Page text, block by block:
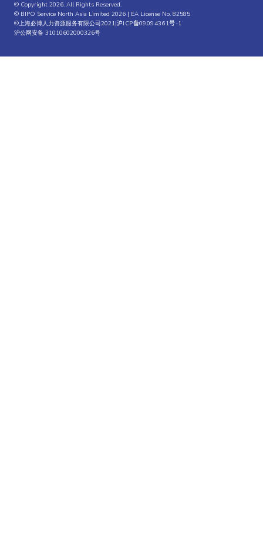
© Copyright 2026. All Rights Reserved.
© BIPO Service North Asia Limited 2026 | EA License No. 82585
©上海必博人力资源服务有限公司2021|沪ICP备09094361号-1
沪公网安备 31010602000326号